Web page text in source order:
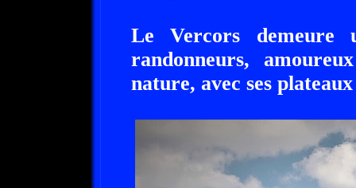
Le Vercors demeure
randonneurs,
nature, avec ses